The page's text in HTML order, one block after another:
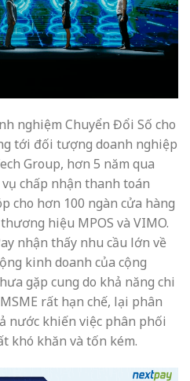
nghiệm Chuyển Đổi Số cho
tới đối tượng doanh nghiệp
Group, hơn 5 năm qua
chấp nhận thanh toán
cho hơn 100 ngàn cửa hàng
hiệu MPOS và VIMO.
nhận thấy nhu cầu lớn về
kinh doanh của cộng
gặp cung do khả năng chi
rất hạn chế, lại phân
nước khiến việc phân phối
khó khăn và tốn kém.